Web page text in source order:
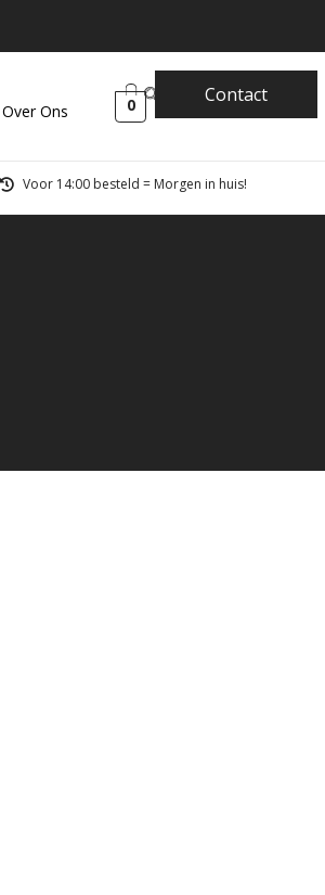
Over Ons
0 Contact
Voor 14:00 besteld = Morgen in huis!